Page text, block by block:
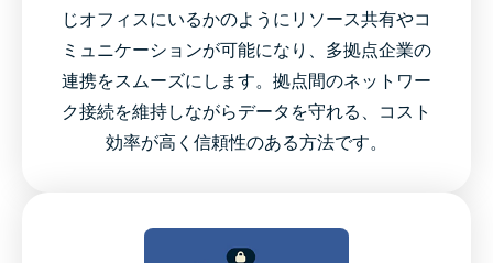
じオフィスにいるかのようにリソース共有やコ
ミュニケーションが可能になり、多拠点企業の
連携をスムーズにします。拠点間のネットワー
ク接続を維持しながらデータを守れる、コスト
効率が高く信頼性のある方法です。